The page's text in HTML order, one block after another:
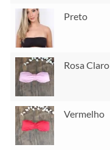
Preto
Rosa Claro
Vermelho